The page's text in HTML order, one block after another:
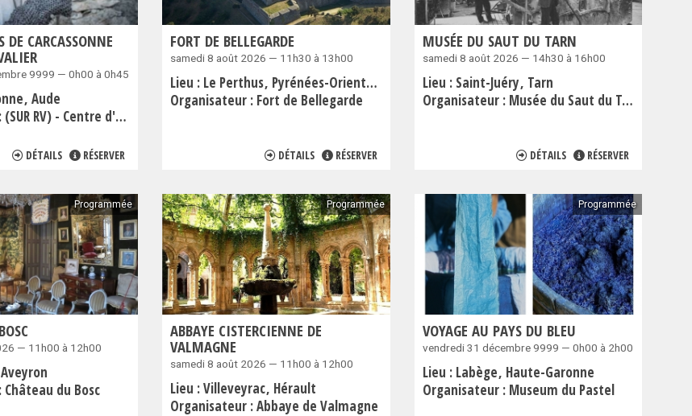
DE CARCASSONNE
9999 — 0h00 à 0h45
Aude
(SUR RV) - Centre d'Histoire Vivante Médiévale
DÉTAILS RÉSERVER
FORT DE BELLEGARDE
samedi 8 août 2026 — 11h30 à 13h00
Lieu : Le Perthus Pyrénées-Orientales
Organisateur : Fort de Bellegarde
DÉTAILS RÉSERVER
MUSÉE DU SAUT DU TARN
samedi 8 août 2026 — 14h30 à 16h00
Lieu : Saint-Juéry Tarn
Organisateur : Musée du Saut du Tarn
DÉTAILS RÉSERVER
Programmée
— 11h00 à 12h00
Aveyron
Château du Bosc
Programmée
ABBAYE CISTERCIENNE DE
VALMAGNE
samedi 8 août 2026 — 11h00 à 12h00
Lieu :Villeveyrac Hérault
Organisateur :Abbaye de Valmagne
Programmée
VOYAGE AU PAYS DU BLEU
vendredi 31 décembre 9999 — 0h00 à 2h00
Lieu : Labège Haute-Garonne
Organisateur : Museum du Pastel